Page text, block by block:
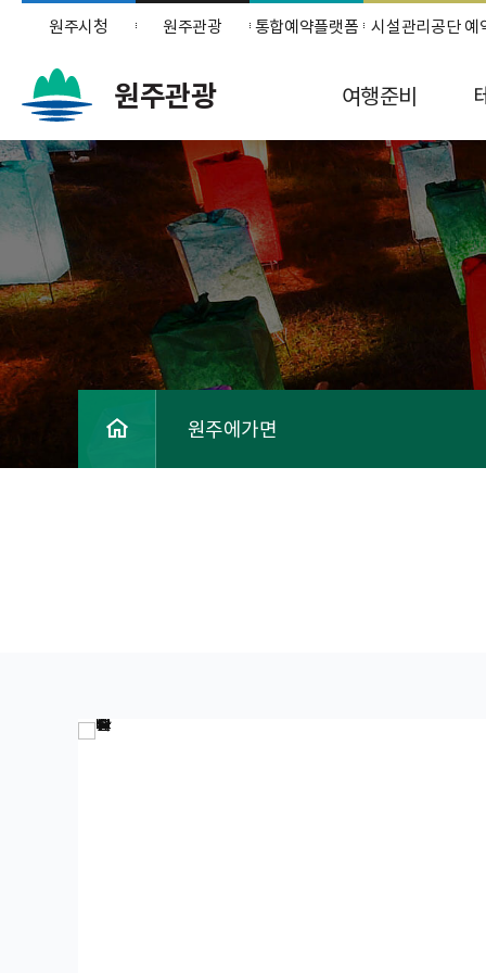
원주시청 원주관광 통합예약플랫폼 시설관리공단 예
원주관광 여행준비
원주에가면